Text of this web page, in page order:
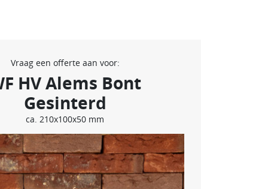
Vraag een offerte aan voor:
HV Alems Bont
Gesinterd
ca. 210x100x50 mm